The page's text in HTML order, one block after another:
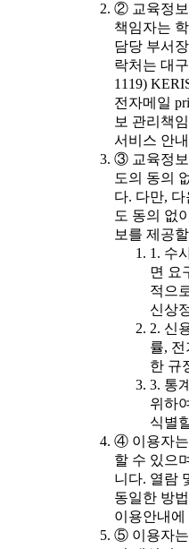
② 교육정보
책임자는
담당 부서
락처는 대
1119)
전자메일
보 관리책
서비스 안
③ 교육정보
도의 동의
다. 다만,
도 동의 없
보를 제공
1. 수
면 요
적으
신상
2. 신
률,
한 규
3. 통
위하
식별
④ 이용자는
할 수 있으
니다. 열람
동일한 방
이용안내
⑤ 이용자는